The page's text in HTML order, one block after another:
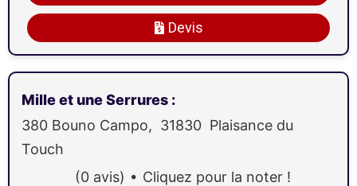
Devis
Mille et une Serrures :
380 Bouno Campo, 31830 Plaisance du
Touch
(0 avis) Cliquez pour la noter !